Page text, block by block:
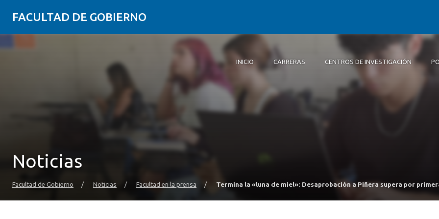
FACULTAD DE GOBIERNO
INICIO CARRERAS CENTROS DE INVESTIGACIÓN
Investigación
Noticias
Facultad de Gobierno / Noticias / Facultad en la prensa / Termina la «luna de miel»: Desaprobación a Piñera supera por